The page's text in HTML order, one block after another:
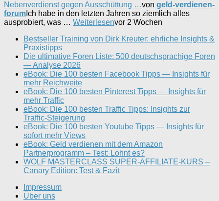
Nebenverdienst gegen Ausschüttung …von geld-verdienen-
forum Ich habe in den letzten Jahren so ziemlich alles
ausprobiert, was … Weiterlesenvor 2 Wochen
Bestseller Training von Dirk Kreuter: ehrliche Insights &
Praxistipps
Die ultimative Foren Liste: 500 deutschsprachige Foren
— Analyse 2026
eBook: Die 100 besten Facebook Tipps — Insights für
mehr Reichweite
eBook: Die 100 besten Pinterest Tipps — Insights für
mehr Traffic
eBook: Die 100 besten Traffic Tipps: Insights zur
Traffic-Steigerung
eBook: Die 100 besten Youtube Tipps — Insights für
sofort mehr Views
eBook: Geld verdienen mit dem Amazon
Partnerprogramm – Test: Lohnt es?
WOLF MASTERCLASS SUPER-AFFILIATE-KURS –
Canary Edition: Test & Fazit
Impressum
Über uns